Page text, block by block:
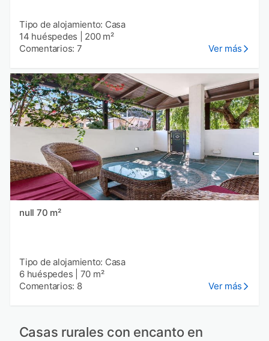
Tipo de alojamiento: Casa
14 huéspedes
200 m²
Comentarios: 7
Ver más
null 70 m²
Tipo de alojamiento: Casa
6 huéspedes
70 m²
Comentarios: 8
Ver más
Casas rurales con encanto en